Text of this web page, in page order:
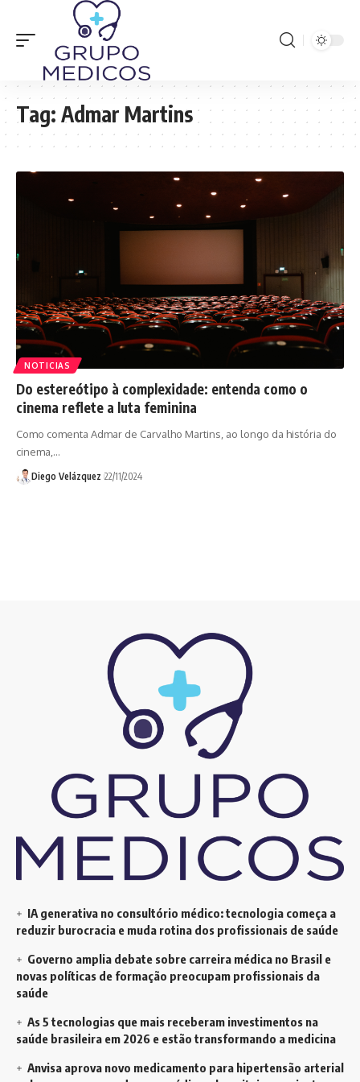
Tag: Admar Martins
NOTICIAS
Do estereótipo à complexidade: entenda como o
cinema reflete a luta feminina
Como comenta Admar de Carvalho Martins, ao longo da história do
cinema,…
Diego Velázquez 22/11/2024
IA generativa no consultório médico: tecnologia começa a
reduzir burocracia e muda rotina dos profissionais de saúde
Governo amplia debate sobre carreira médica no Brasil e
novas políticas de formação preocupam profissionais da
saúde
As 5 tecnologias que mais receberam investimentos na
saúde brasileira em 2026 e estão transformando a medicina
Anvisa aprova novo medicamento para hipertensão arterial